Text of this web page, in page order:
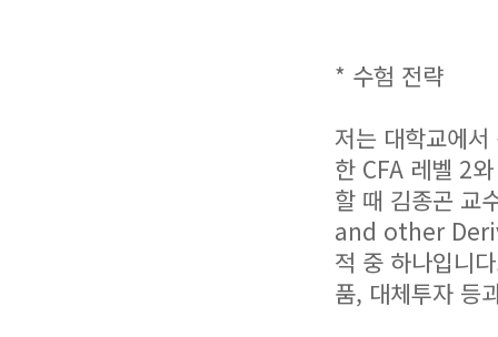
* 수험 전략
저는 대학교에
한 CFA 레벨 2
할 때 김종곤
and other
적 중 하나입니
품, 대체투자 등